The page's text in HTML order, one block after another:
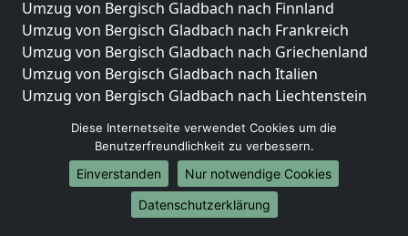
Umzug von Bergisch Gladbach nach Finnland
Umzug von Bergisch Gladbach nach Frankreich
Umzug von Bergisch Gladbach nach Griechenland
Umzug von Bergisch Gladbach nach Italien
Umzug von Bergisch Gladbach nach Liechtenstein
Umzug von Bergisch Gladbach nach Niederlande
Umzug von Bergisch Gladbach nach Norwegen
Umzüge-Deutschlandweit
Diese Internetseite verwendet Cookies um die
Benutzerfreundlichkeit zu verbessern.
Einverstanden
Nur notwendige Cookies
Datenschutzerklärung